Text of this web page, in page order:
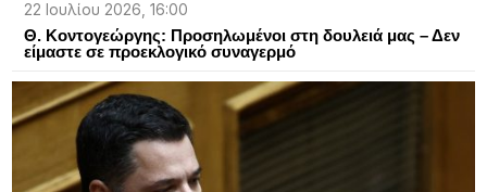
22 Ιουλίου 2026, 16:00
Θ. Κοντογεώργης: Προσηλωμένοι στη δουλειά μας – Δεν
είμαστε σε προεκλογικό συναγερμό